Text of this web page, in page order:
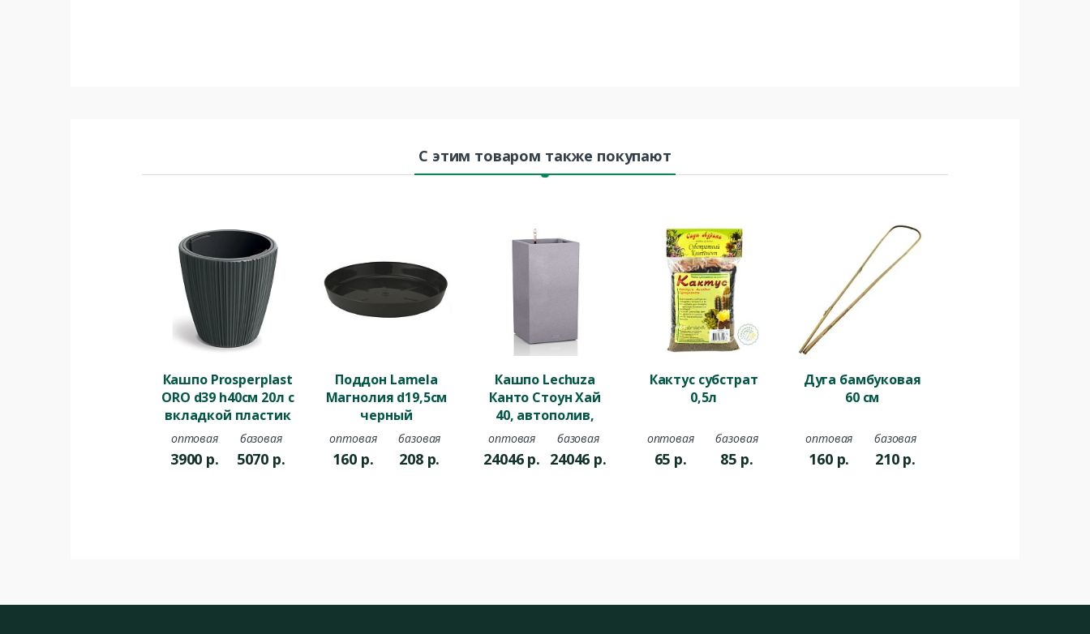
С этим товаром также покупают
Кашпо Prosperplast
ORO d39 h40см 20л с
вкладкой пластик
темно-серый
оптовая
3900 р.
базовая
5070 р.
Поддон Lamela
Магнолия d19,5см
черный
оптовая
160 р.
базовая
208 р.
Кашпо Lechuza
Канто Стоун Хай
40, автополив,
серый камень
40*40*76см
оптовая
24046 р.
базовая
24046 р.
Кактус субстрат
0,5л
оптовая
65 р.
базовая
85 р.
Дуга бамбуковая
60 см
оптовая
160 р.
базовая
210 р.